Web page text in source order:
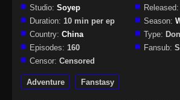
Studio: Soyep Released:
Duration: 10 min per ep Season:
Country: China Type:
Episodes: 160 Fansub:
Censor: Censored
Adventure Fanstasy